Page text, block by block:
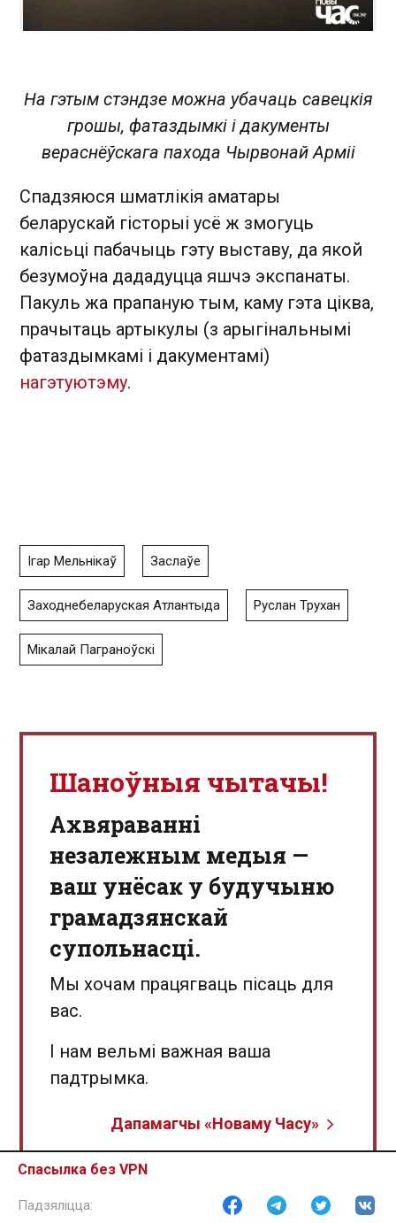
На гэтым стэндзе можна убачаць савецкія
грошы, фатаздымкі і дакументы
вераснёўскага пахода Чырвонай Арміі
Спадзяюся шматлікія аматары
беларускай гісторыі усё ж змогуць
калісьці пабачыць гэту выставу, да якой
безумоўна дададуцца яшчэ экспанаты.
Пакуль жа прапаную тым, каму гэта ціква,
прачытаць артыкулы (з арыгінальнымі
фатаздымкамі і дакументамі)
нагэтуютэму.
Спасылка без VPN
Ігар Мельнікаў Заслаўе
Заходнебеларуская Атлантыда Руслан Трухан
Мікалай Паграноўскі
Шаноўныя чытачы!
Aхвяраванні
незалежным медыя —
ваш унёсак у будучыню
грамадзянскай
супольнасці.
Мы хочам працягваць пісаць для
вас.
І нам вельмі важная ваша
падтрымка.
Дапамагчы «Новаму Часу»